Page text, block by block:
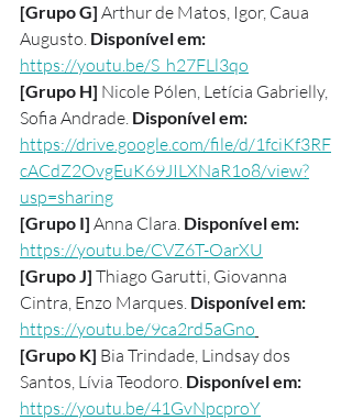
[Grupo G] Arthur de Matos, Igor, Caua
Augusto. Disponível em:
https://youtu.be/S_h27FLl3qo
[Grupo H] Nicole Pólen, Letícia Gabrielly,
Sofia Andrade. Disponível em:
https://drive.google.com/file/d/1fciKf3RF
cACdZ2OvgEuK69JILXNaR1o8/view?
usp=sharing
[Grupo I] Anna Clara. Disponível em:
https://youtu.be/CVZ6T-OarXU
[Grupo J] Thiago Garutti, Giovanna
Cintra, Enzo Marques. Disponível em:
https://youtu.be/9ca2rd5aGno
[Grupo K] Bia Trindade, Lindsay dos
Santos, Lívia Teodoro. Disponível em:
https://youtu.be/41GvNpcproY